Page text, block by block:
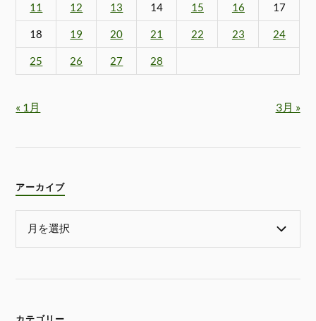
11 12 13 14 15 16 17
18 19 20 21 22 23 24
25 26 27 28
« 1月 3月 »
アーカイブ